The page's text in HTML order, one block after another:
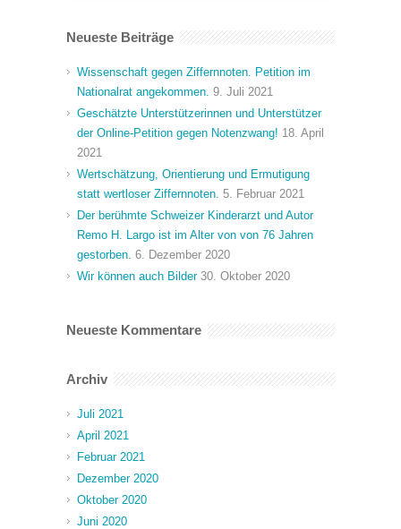
Neueste Beiträge
Wissenschaft gegen Ziffernnoten. Petition im
Nationalrat angekommen. 9. Juli 2021
Geschätzte Unterstützerinnen und Unterstützer
der Online-Petition gegen Notenzwang! 18. April
2021
Wertschätzung, Orientierung und Ermutigung
statt wertloser Ziffernnoten. 5. Februar 2021
Der berühmte Schweizer Kinderarzt und Autor
Remo H. Largo ist im Alter von von 76 Jahren
gestorben. 6. Dezember 2020
Wir können auch Bilder 30. Oktober 2020
Neueste Kommentare
Archiv
Juli 2021
April 2021
Februar 2021
Dezember 2020
Oktober 2020
Juni 2020